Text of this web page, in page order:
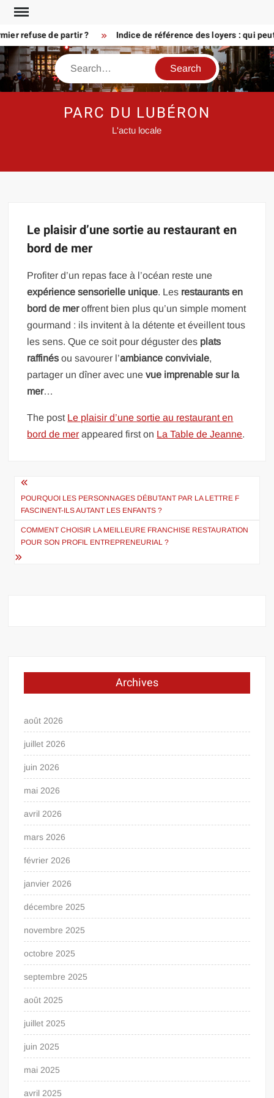
Skip
contentrefuse de partir ? Indice de référence des loyers : qui
Search
PARC DU LUBÉRON
L'actu locale
Le plaisir d’une sortie au restaurant en
bord de mer
Profiter d’un repas face à l’océan reste une
expérience sensorielle unique. Les restaurants en
bord de meroffrent bien plus qu’un simple moment
gourmand : ils invitent à la détente et éveillent tous
les sens. Que ce soit pour déguster des plats
raffinés ou savourer l’ambiance conviviale,
partager un dîner avec unevue imprenable sur la
mer…
The post Le plaisir d’une sortie au restaurant en
bord de mer appeared first on La Table de Jeanne.
Navigation
de
l’article
POURQUOI LES PERSONNAGES DÉBUTANT PAR LA LETTRE F
FASCINENT-ILS AUTANT LES ENFANTS ?
COMMENT CHOISIR LA MEILLEURE FRANCHISE RESTAURATION
POUR SON PROFIL ENTREPRENEURIAL ?
Archives
août 2026
juillet 2026
juin 2026
mai 2026
avril 2026
mars 2026
février 2026
janvier 2026
décembre 2025
novembre 2025
octobre 2025
septembre 2025
août 2025
juillet 2025
juin 2025
mai 2025
avril 2025